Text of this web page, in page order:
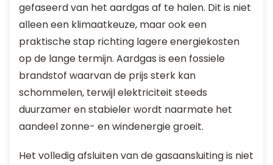
gefaseerd van het aardgas af te halen. Dit is niet
alleen een klimaatkeuze, maar ook een
praktische stap richting lagere energiekosten
op de lange termijn. Aardgas is een fossiele
brandstof waarvan de prijs sterk kan
schommelen, terwijl elektriciteit steeds
duurzamer en stabieler wordt naarmate het
aandeel zonne- en windenergie groeit.
Het volledig afsluiten van de gasaansluiting is niet